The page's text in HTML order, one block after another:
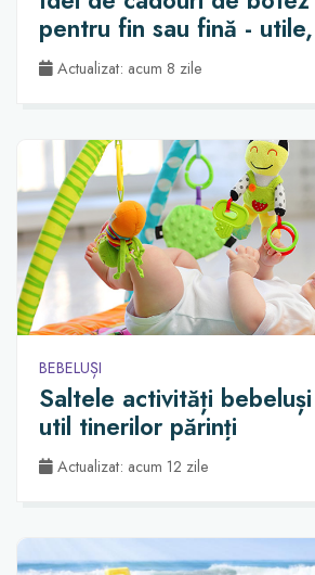
pentru fin sau fină -
Actualizat: acum 8 zile
BEBELUȘI
Saltele activități
util tinerilor părinți
Actualizat: acum 12 zile